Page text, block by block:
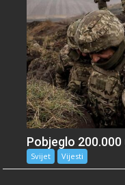
Pobjeglo
Svijet Vijesti